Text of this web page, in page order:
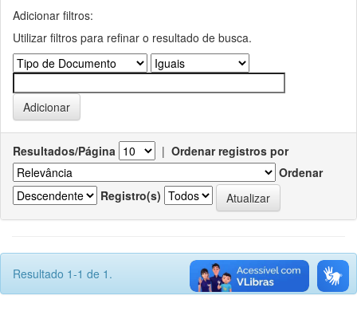
Adicionar filtros:
Utilizar filtros para refinar o resultado de busca.
Resultados/Página | Ordenar registros por
Ordenar
Registro(s)
Resultado 1-1 de 1.